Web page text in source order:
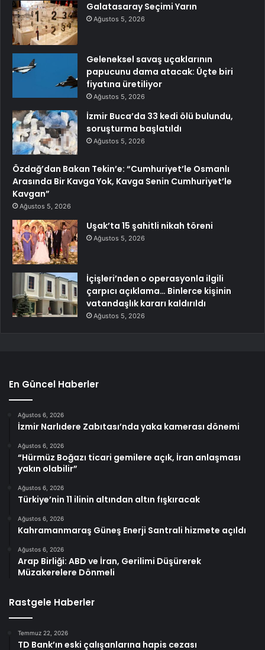
Galatasaray Seçimi Yarın
Ağustos 5, 2026
Geleneksel savaş uçaklarının
papucunu dama atacak: Üçte biri
fiyatına üretiliyor
Ağustos 5, 2026
İzmir Buca’da 33 kedi ölü bulundu,
soruşturma başlatıldı
Ağustos 5, 2026
Özdağ’dan Bakan Tekin’e: “Cumhuriyet’le Osmanlı
Arasında Bir Kavga Yok, Kavga Senin Cumhuriyet’le
Kavgan”
Ağustos 5, 2026
Uşak’ta 15 şahitli nikah töreni
Ağustos 5, 2026
İçişleri’nden o operasyonla ilgili
çarpıcı açıklama… Binlerce kişinin
vatandaşlık kararı kaldırıldı
Ağustos 5, 2026
En Güncel Haberler
Ağustos 6, 2026
İzmir Narlıdere Zabıtası’nda yaka kamerası dönemi
Ağustos 6, 2026
“Hürmüz Boğazı ticari gemilere açık, İran anlaşması
yakın olabilir”
Ağustos 6, 2026
Türkiye’nin 11 ilinin altından altın fışkıracak
Ağustos 6, 2026
Kahramanmaraş Güneş Enerji Santrali hizmete açıldı
Ağustos 6, 2026
Arap Birliği: ABD ve İran, Gerilimi Düşürerek
Müzakerelere Dönmeli
Rastgele Haberler
Temmuz 22, 2026
TD Bank’ın eski çalışanlarına hapis cezası